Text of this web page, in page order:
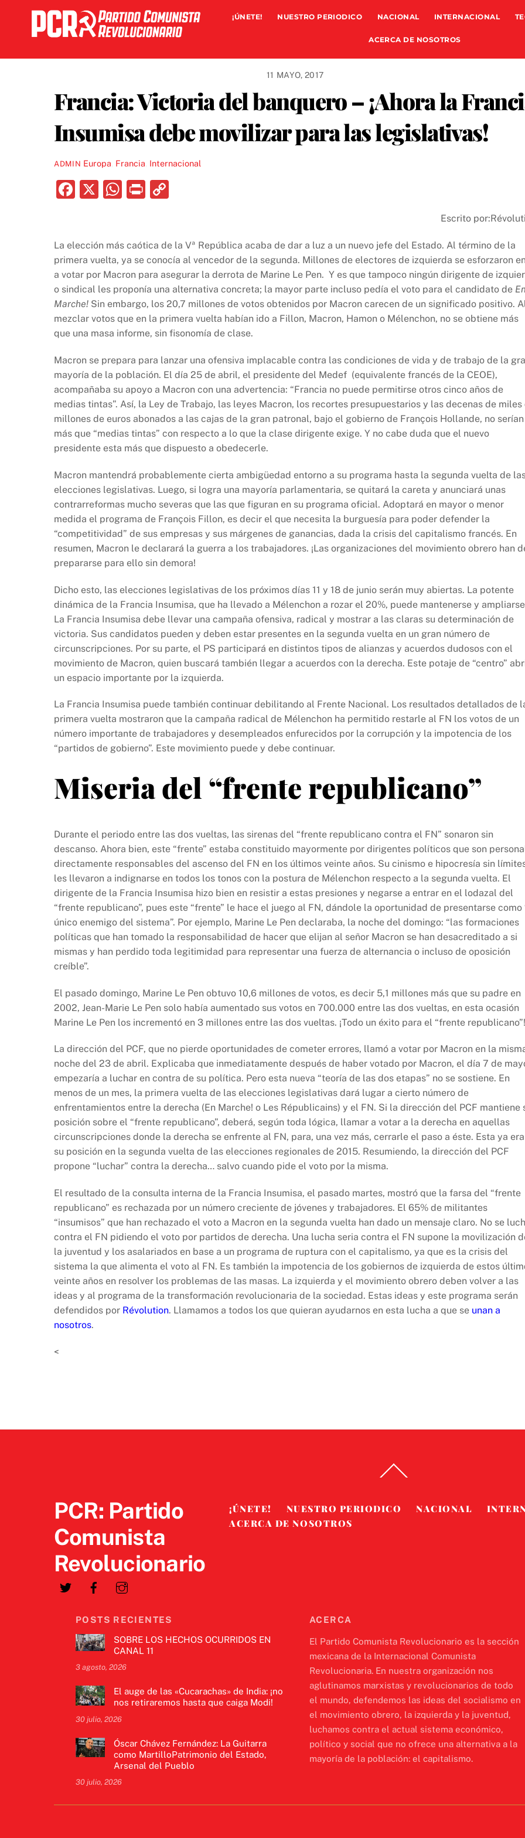
content
¡ÚNETE! NUESTRO PERIODICO NACIONAL INTERNACIONAL
ACERCA DE NOSOTROS
11 MAYO, 2017
Francia: Victoria del banquero – ¡Ahora la
Insumisa debe movilizar para las legislativas!
ADMIN Europa Francia Internacional
F
e
b
o
o
k
X
W
s
A
p
p
P
y
Li
n
k
Escrito
La elección más caótica de la Vª República acaba de dar a luz a un nuevo jefe del Estado. Al término de la
primera vuelta, ya se conocía al vencedor de la segunda. Millones de electores de izquierda se esforzaron
a votar por Macron para asegurar la derrota de Marine Le Pen. Y es que tampoco ningún dirigente de
o sindical les proponía una alternativa concreta; la mayor parte incluso pedía el voto para el candidato de En
Marche! Sin embargo, los 20,7 millones de votos obtenidos por Macron carecen de un significado positivo.
mezclar votos que en la primera vuelta habían ido a Fillon, Macron, Hamon o Mélenchon, no se obtiene más
que una masa informe, sin fisonomía de clase.
Macron se prepara para lanzar una ofensiva implacable contra las condiciones de vida y de trabajo de la
mayoría de la población. El día 25 de abril, el presidente del Medef (equivalente francés de la CEOE),
acompañaba su apoyo a Macron con una advertencia: “Francia no puede permitirse otros cinco años de
medias tintas”. Así, la Ley de Trabajo, las leyes Macron, los recortes presupuestarios y las decenas de miles
millones de euros abonados a las cajas de la gran patronal, bajo el gobierno de François Hollande, no serían
más que “medias tintas” con respecto a lo que la clase dirigente exige. Y no cabe duda que el nuevo
presidente esta más que dispuesto a obedecerle.
Macron mantendrá probablemente cierta ambigüedad entorno a su programa hasta la segunda vuelta de
elecciones legislativas. Luego, si logra una mayoría parlamentaria, se quitará la careta y anunciará unas
contrarreformas mucho severas que las que figuran en su programa oficial. Adoptará en mayor o menor
medida el programa de François Fillon, es decir el que necesita la burguesía para poder defender la
“competitividad” de sus empresas y sus márgenes de ganancias, dada la crisis del capitalismo francés. En
resumen, Macron le declarará la guerra a los trabajadores. ¡Las organizaciones del movimiento obrero han
prepararse para ello sin demora!
Dicho esto, las elecciones legislativas de los próximos días 11 y 18 de junio serán muy abiertas. La potente
dinámica de la Francia Insumisa, que ha llevado a Mélenchon a rozar el 20%, puede mantenerse y
La Francia Insumisa debe llevar una campaña ofensiva, radical y mostrar a las claras su determinación de
victoria. Sus candidatos pueden y deben estar presentes en la segunda vuelta en un gran número de
circunscripciones. Por su parte, el PS participará en distintos tipos de alianzas y acuerdos dudosos con el
movimiento de Macron, quien buscará también llegar a acuerdos con la derecha. Este potaje de “centro”
un espacio importante por la izquierda.
La Francia Insumisa puede también continuar debilitando al Frente Nacional. Los resultados detallados de
primera vuelta mostraron que la campaña radical de Mélenchon ha permitido restarle al FN los votos de un
número importante de trabajadores y desempleados enfurecidos por la corrupción y la impotencia de los
“partidos de gobierno”. Este movimiento puede y debe continuar.
Miseria del “frente republicano”
Durante el periodo entre las dos vueltas, las sirenas del “frente republicano contra el FN” sonaron sin
descanso. Ahora bien, este “frente” estaba constituido mayormente por dirigentes políticos que son
directamente responsables del ascenso del FN en los últimos veinte años. Su cinismo e hipocresía sin
les llevaron a indignarse en todos los tonos con la postura de Mélenchon respecto a la segunda vuelta. El
dirigente de la Francia Insumisa hizo bien en resistir a estas presiones y negarse a entrar en el lodazal del
“frente republicano”, pues este “frente” le hace el juego al FN, dándole la oportunidad de presentarse como
único enemigo del sistema”. Por ejemplo, Marine Le Pen declaraba, la noche del domingo: “las formaciones
políticas que han tomado la responsabilidad de hacer que elijan al señor Macron se han desacreditado a si
mismas y han perdido toda legitimidad para representar una fuerza de alternancia o incluso de oposición
creíble”.
El pasado domingo, Marine Le Pen obtuvo 10,6 millones de votos, es decir 5,1 millones más que su padre en
2002, Jean-Marie Le Pen solo había aumentado sus votos en 700.000 entre las dos vueltas, en esta ocasión
Marine Le Pen los incrementó en 3 millones entre las dos vueltas. ¡Todo un éxito para el “frente republicano”!
La dirección del PCF, que no pierde oportunidades de cometer errores, llamó a votar por Macron en la
noche del 23 de abril. Explicaba que inmediatamente después de haber votado por Macron, el día 7 de
empezaría a luchar en contra de su política. Pero esta nueva “teoría de las dos etapas” no se sostiene. En
menos de un mes, la primera vuelta de las elecciones legislativas dará lugar a cierto número de
enfrentamientos entre la derecha (En Marche! o Les Républicains) y el FN. Si la dirección del PCF mantiene
posición sobre el “frente republicano”, deberá, según toda lógica, llamar a votar a la derecha en aquellas
circunscripciones donde la derecha se enfrente al FN, para, una vez más, cerrarle el paso a éste. Esta ya era
su posición en la segunda vuelta de las elecciones regionales de 2015. Resumiendo, la dirección del PCF
propone “luchar” contra la derecha… salvo cuando pide el voto por la misma.
El resultado de la consulta interna de la Francia Insumisa, el pasado martes, mostró que la farsa del “frente
republicano” es rechazada por un número creciente de jóvenes y trabajadores. El 65% de militantes
“insumisos” que han rechazado el voto a Macron en la segunda vuelta han dado un mensaje claro. No se
contra el FN pidiendo el voto por partidos de derecha. Una lucha seria contra el FN supone la movilización
la juventud y los asalariados en base a un programa de ruptura con el capitalismo, ya que es la crisis del
sistema la que alimenta el voto al FN. Es también la impotencia de los gobiernos de izquierda de estos
veinte años en resolver los problemas de las masas. La izquierda y el movimiento obrero deben volver a las
ideas y al programa de la transformación revolucionaria de la sociedad. Estas ideas y este programa serán
defendidos por Révolution. Llamamos a todos los que quieran ayudarnos en esta lucha a que se unan a
nosotros.
<
To
PCR: Partido
Comunista
Revolucionario
¡ÚNETE! NUESTRO PERIODICO NACIONAL
ACERCA DE NOSOTROS
POSTS RECIENTES
SOBRE LOS HECHOS OCURRIDOS EN
CANAL 11
3 agosto, 2026
El auge de las «Cucarachas» de India: ¡no
nos retiraremos hasta que caiga Modi!
30 julio, 2026
Óscar Chávez Fernández: La Guitarra
como MartilloPatrimonio del Estado,
Arsenal del Pueblo
30 julio, 2026
ACERCA
El Partido Comunista Revolucionario es la sección
mexicana de la Internacional Comunista
Revolucionaria. En nuestra organización nos
aglutinamos marxistas y revolucionarios de todo
el mundo, defendemos las ideas del socialismo en
el movimiento obrero, la izquierda y la juventud,
luchamos contra el actual sistema económico,
político y social que no ofrece una alternativa a la
mayoría de la población: el capitalismo.